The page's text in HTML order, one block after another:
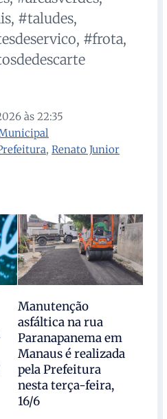
#taludes,
#frota,
às 22:35
, Renato Junior
Manutenção
asfáltica na rua
Paranapanema em
Manaus é realizada
pela Prefeitura
nesta terça-feira,
16/6